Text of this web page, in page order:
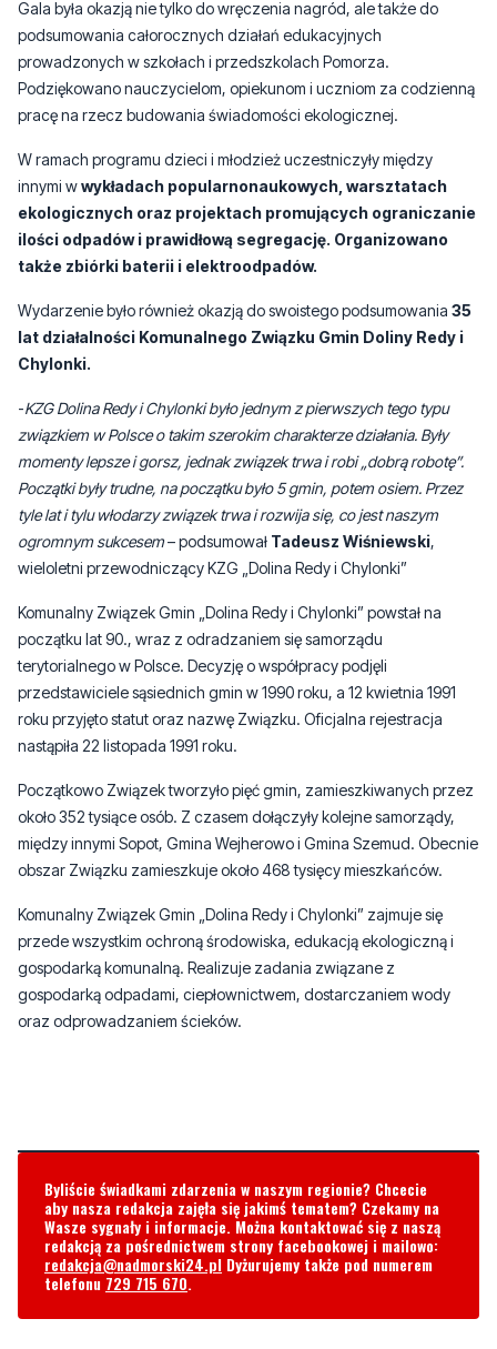
Gala była okazją nie tylko do wręczenia nagród, ale także do
podsumowania całorocznych działań edukacyjnych
prowadzonych w szkołach i przedszkolach Pomorza.
Podziękowano nauczycielom, opiekunom i uczniom za codzienną
pracę na rzecz budowania świadomości ekologicznej.
W ramach programu dzieci i młodzież uczestniczyły między
innymi wwykładach popularnonaukowych, warsztatach
ekologicznych oraz projektach promujących ograniczanie
ilości odpadów i prawidłową segregację. Organizowano
także zbiórki baterii i elektroodpadów.
Wydarzenie było również okazją do swoistego podsumowania 35
lat działalności Komunalnego Związku Gmin Doliny Redy i
Chylonki.
-KZG Dolina Redy i Chylonki było jednym z pierwszych tego typu
związkiem w Polsce o takim szerokim charakterze działania. Były
momenty lepsze i gorsz, jednak związek trwa i robi „dobrą robotę”.
Początki były trudne, na początku było 5 gmin, potem osiem. Przez
tyle lat i tylu włodarzy związek trwa i rozwija się, co jest naszym
ogromnym sukcesem– podsumował Tadeusz Wiśniewski,
wieloletni przewodniczący KZG „Dolina Redy i Chylonki”
Komunalny Związek Gmin „Dolina Redy i Chylonki” powstał na
początku lat 90., wraz z odradzaniem się samorządu
terytorialnego w Polsce. Decyzję o współpracy podjęli
przedstawiciele sąsiednich gmin w 1990 roku, a 12 kwietnia 1991
roku przyjęto statut oraz nazwę Związku. Oficjalna rejestracja
nastąpiła 22 listopada 1991 roku.
Początkowo Związek tworzyło pięć gmin, zamieszkiwanych przez
około 352 tysiące osób. Z czasem dołączyły kolejne samorządy,
między innymi Sopot, Gmina Wejherowo i Gmina Szemud. Obecnie
obszar Związku zamieszkuje około 468 tysięcy mieszkańców.
Komunalny Związek Gmin „Dolina Redy i Chylonki” zajmuje się
przede wszystkim ochroną środowiska, edukacją ekologiczną i
gospodarką komunalną. Realizuje zadania związane z
gospodarką odpadami, ciepłownictwem, dostarczaniem wody
oraz odprowadzaniem ścieków.
Byliście świadkami zdarzenia w naszym regionie? Chcecie
aby nasza redakcja zajęła się jakimś tematem? Czekamy na
Wasze sygnały i informacje. Można kontaktować się z naszą
redakcją za pośrednictwem strony facebookowej i mailowo:
redakcja@nadmorski24.pl Dyżurujemy także pod numerem
telefonu 729 715 670.